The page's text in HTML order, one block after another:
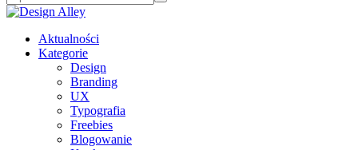
Aktualności
Kategorie
Design
Branding
UX
Typografia
Freebies
Blogowanie